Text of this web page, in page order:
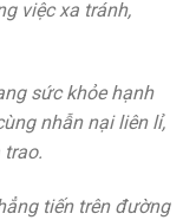
việc xa tránh,
sức khỏe hạnh
nhẫn nại liên lỉ,
tiến trên đường